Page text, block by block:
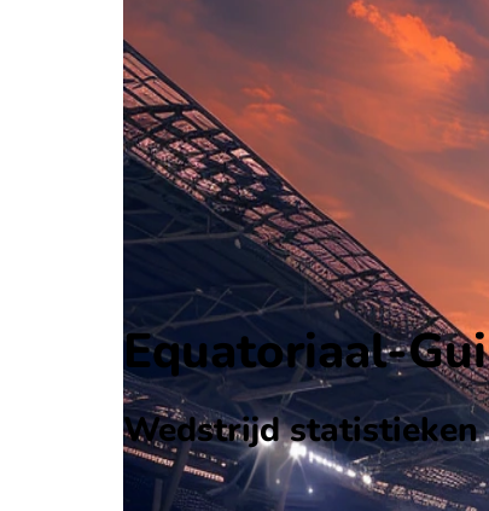
Friendlies
-
Comoren
Alle wedstrijden
Equatoriaal-Guinea - Comoren
Opstellingen
Voorspelling
Equatoriaal-
Wedstrijd statistieken
Verloop
Statistieken